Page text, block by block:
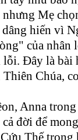
Mẹ
dâng hiến vì
của nhân
Đây là bài
Chúa,
Anna
đời để
Thế